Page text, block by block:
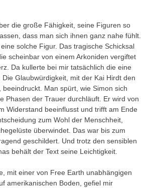
die große Fähigkeit, seine Figuren so
dass man sich ihnen ganz nahe fühlt.
solche Figur. Das tragische Schicksal
scheinbar von einem Arkoniden vergiftet
Da kullerte bei mir tatsächlich die eine
Glaubwürdigkeit, mit der Kai Hirdt den
Man spürt, wie Simon sich
Phasen der Trauer durchläuft. Er wird von
Widerstand beeinflusst und trifft am Ende
zum Wohl der Menschheit,
überwindet. Das war bis zum
geschildert. Und trotz den sensiblen
behält der Text seine Leichtigkeit.
mit einer von Free Earth unabhängigen
amerikanischen Boden, gefiel mir